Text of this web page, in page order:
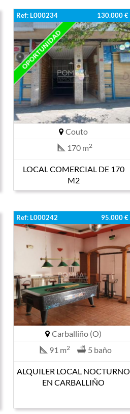
Ref: L000234 130.000 €
Couto
170 m2
LOCAL COMERCIAL DE 170
M2
Ref: L000242 95.000 €
Carballiño (O)
91 m2 5 baño
ALQUILER LOCAL NOCTURNO
EN CARBALLIÑO